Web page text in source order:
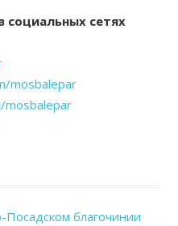
сетях
mosbalepar
mosbalepar
благочинии